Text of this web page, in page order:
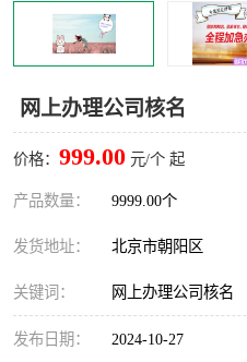
网上办理公司核名
价格： 999.00 元/个 起
产品数量： 9999.00个
发货地址： 北京市朝阳区
关键词： 网上办理公司核名
发布日期： 2024-10-27